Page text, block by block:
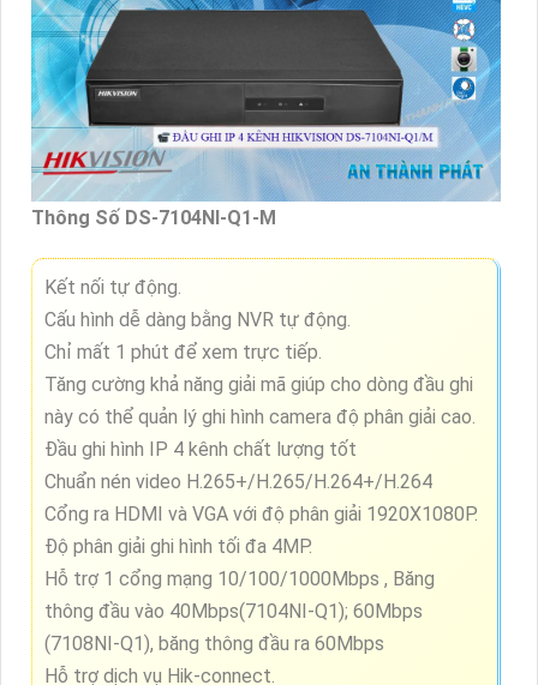
Thông Số DS-7104NI-Q1-M
Kết nối tự động.
Cấu hình dễ dàng bằng NVR tự động.
Chỉ mất 1 phút để xem trực tiếp.
Tăng cường khả năng giải mã giúp cho dòng đầu ghi
này có thể quản lý ghi hình camera độ phân giải cao.
Đầu ghi hình IP 4 kênh chất lượng tốt
Chuẩn nén video H.265+/H.265/H.264+/H.264
Cổng ra HDMI và VGA với độ phân giải 1920X1080P.
Độ phân giải ghi hình tối đa 4MP.
Hỗ trợ 1 cổng mạng 10/100/1000Mbps , Băng
thông đầu vào 40Mbps(7104NI-Q1); 60Mbps
(7108NI-Q1), băng thông đầu ra 60Mbps
Hỗ trợ dịch vụ Hik-connect.